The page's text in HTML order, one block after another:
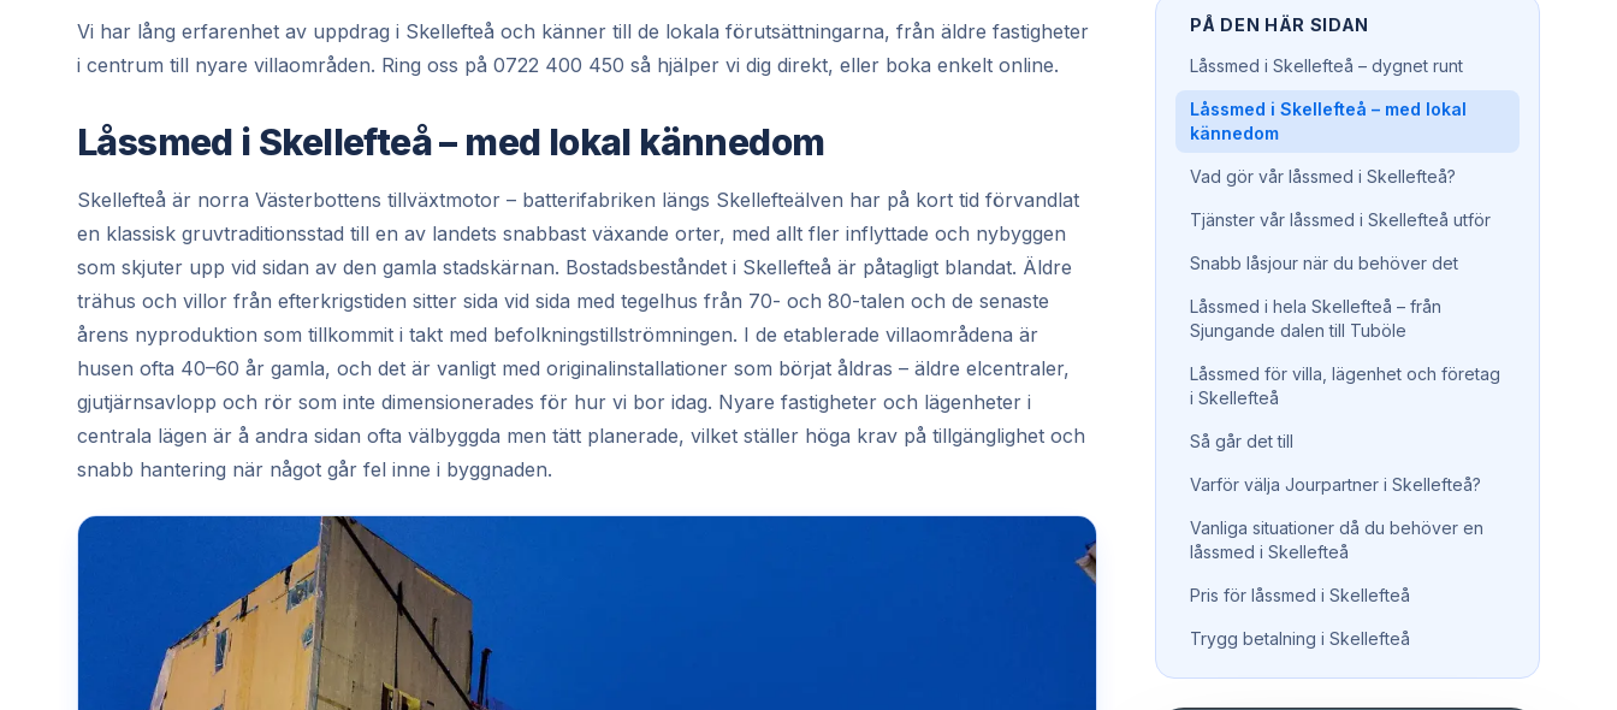
Vi har lång erfarenhet av uppdrag i Skellefteå och känner till de lokala förutsättningarna, från äldre fastigheter
i centrum till nyare villaområden. Ring oss på 0722 400 450 så hjälper vi dig direkt, eller boka enkelt online.
Låssmed i Skellefteå – med lokal kännedom
Skellefteå är norra Västerbottens tillväxtmotor – batterifabriken längs Skellefteälven har på kort tid förvandlat
en klassisk gruvtraditionsstad till en av landets snabbast växande orter, med allt fler inflyttade och nybyggen
som skjuter upp vid sidan av den gamla stadskärnan. Bostadsbeståndet i Skellefteå är påtagligt blandat. Äldre
trähus och villor från efterkrigstiden sitter sida vid sida med tegelhus från 70- och 80-talen och de senaste
årens nyproduktion som tillkommit i takt med befolkningstillströmningen. I de etablerade villaområdena är
husen ofta 40–60 år gamla, och det är vanligt med originalinstallationer som börjat åldras – äldre elcentraler,
gjutjärnsavlopp och rör som inte dimensionerades för hur vi bor idag. Nyare fastigheter och lägenheter i
centrala lägen är å andra sidan ofta välbyggda men tätt planerade, vilket ställer höga krav på tillgänglighet och
snabb hantering när något går fel inne i byggnaden.
PÅ DEN HÄR SIDAN
Låssmed i Skellefteå – dygnet runt
Låssmed i Skellefteå – med lokal
kännedom
Vad gör vår låssmed i Skellefteå?
Tjänster vår låssmed i Skellefteå utför
Snabb låsjour när du behöver det
Låssmed i hela Skellefteå – från
Sjungande dalen till Tuböle
Låssmed för villa, lägenhet och företag
i Skellefteå
Så går det till
Varför välja Jourpartner i Skellefteå?
Vanliga situationer då du behöver en
låssmed i Skellefteå
Pris för låssmed i Skellefteå
Trygg betalning i Skellefteå